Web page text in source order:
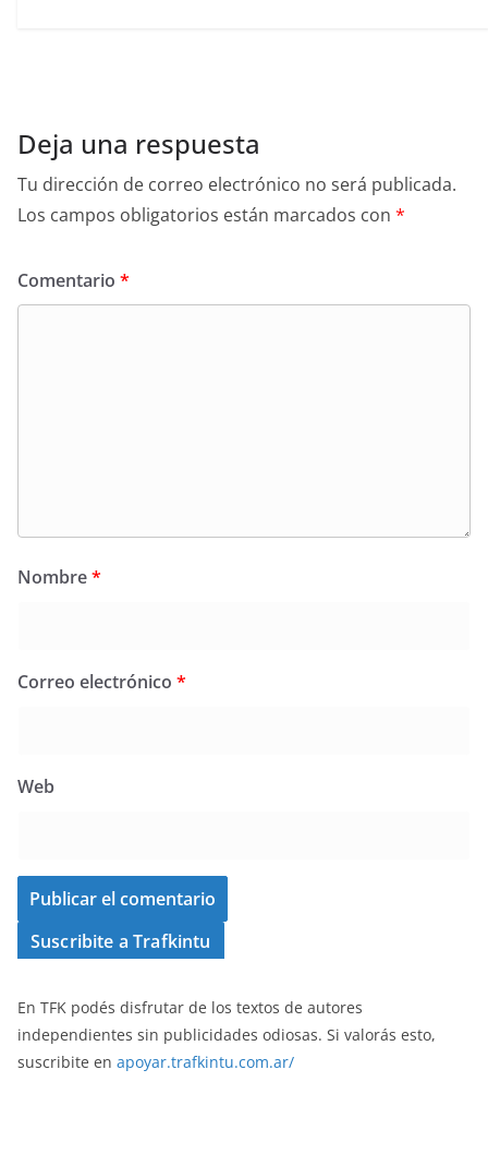
Deja una respuesta
Tu dirección de correo electrónico no será publicada.
Los campos obligatorios están marcados con *
Comentario *
Nombre*
Correo electrónico *
Web
Suscribite a Trafkintu
En TFK podés disfrutar de los textos de autores
independientes sin publicidades odiosas. Si valorás esto,
suscribite en apoyar.trafkintu.com.ar/